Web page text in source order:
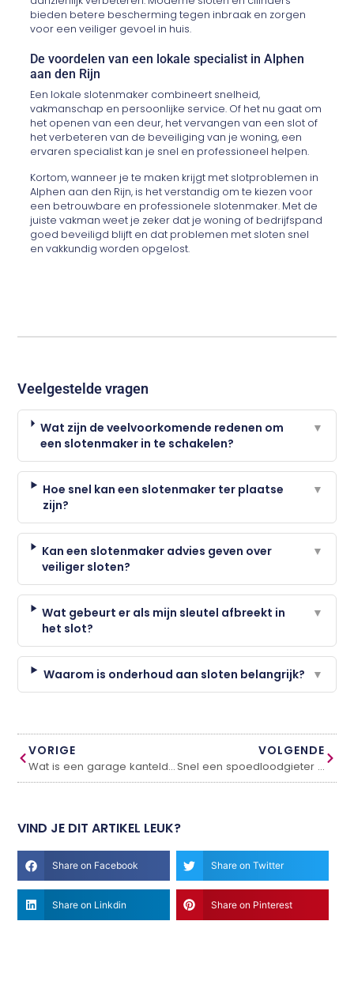
bieden betere bescherming tegen inbraak en zorgen
voor een veiliger gevoel in huis.
De voordelen van een lokale specialist in Alphen
aan den Rijn
Een lokale slotenmaker combineert snelheid,
vakmanschap en persoonlijke service. Of het nu gaat om
het openen van een deur, het vervangen van een slot of
het verbeteren van de beveiliging van je woning, een
ervaren specialist kan je snel en professioneel helpen.
Kortom, wanneer je te maken krijgt met slotproblemen in
Alphen aan den Rijn, is het verstandig om te kiezen voor
een betrouwbare en professionele slotenmaker. Met de
juiste vakman weet je zeker dat je woning of bedrijfspand
goed beveiligd blijft en dat problemen met sloten snel
en vakkundig worden opgelost.
Veelgestelde vragen
Wat zijn de veelvoorkomende redenen om
een slotenmaker in te schakelen?
▼
Hoe snel kan een slotenmaker ter plaatse
zijn?
▼
Kan een slotenmaker advies geven over
veiliger sloten?
▼
Wat gebeurt er als mijn sleutel afbreekt in
het slot?
▼
Waarom is onderhoud aan sloten belangrijk? ▼
VORIGE
Wat is een garage kanteldeur?
VOLGENDE
Snel een spoedloodgieter vinden in bij jou in de buurt
VIND JE DIT ARTIKEL LEUK?
Share on Facebook Share on Twitter
Share on Linkdin Share on Pinterest